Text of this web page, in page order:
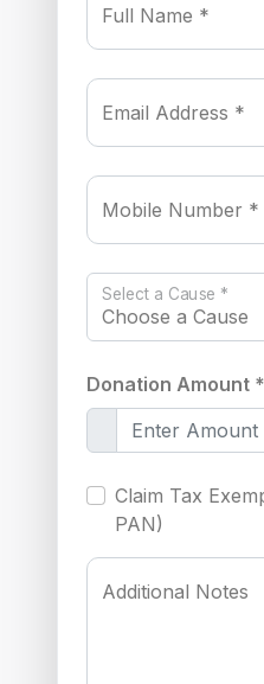
Full Name *
Email Address *
Mobile Number *
Select a Cause *
Donation Amount *
Claim Tax
PAN)
Additional Notes